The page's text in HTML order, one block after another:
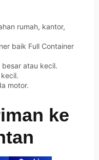
rumah, kantor,
baik Full Container
besar atau kecil.
motor.
ke